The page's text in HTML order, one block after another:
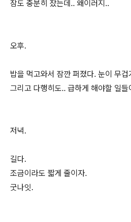
잠도 충분히 잤는데.. 왜이러지..
오후.
밥을 먹고와서 잠깐 퍼졌다. 눈이 무겁
그리고 다행히도.. 급하게 해야할 일
저녁.
길다.
조금이라도 짧게 줄이자.
굿나잇.